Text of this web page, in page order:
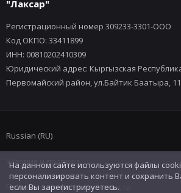
"Лаксар"
Регистрационный номер 309233-3301-ООО
Код ОКПО: 33411899
ИНН: 00810202410309
Юридический адрес: Кыргызская
Первомайский район, ул.Байтик Баатыра,
Russian (RU)
Условия и правила
Политика конфиденциальности
На данном сайте используются файлы
персонализировать контент и сохранить
если Вы зарегистрируетесь.